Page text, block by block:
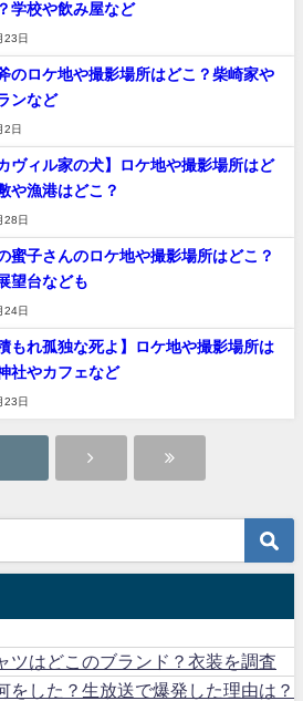
学校や飲み屋など
23日
のロケ地や撮影場所はどこ？柴崎家や
ンなど
2日
ヴィル家の犬】ロケ地や撮影場所はど
や漁港はどこ？
28日
蜜子さんのロケ地や撮影場所はどこ？
望台なども
24日
もれ孤独な死よ】ロケ地や撮影場所は
社やカフェなど
23日
ツはどこのブランド？衣装を調査
をした？生放送で爆発した理由は？